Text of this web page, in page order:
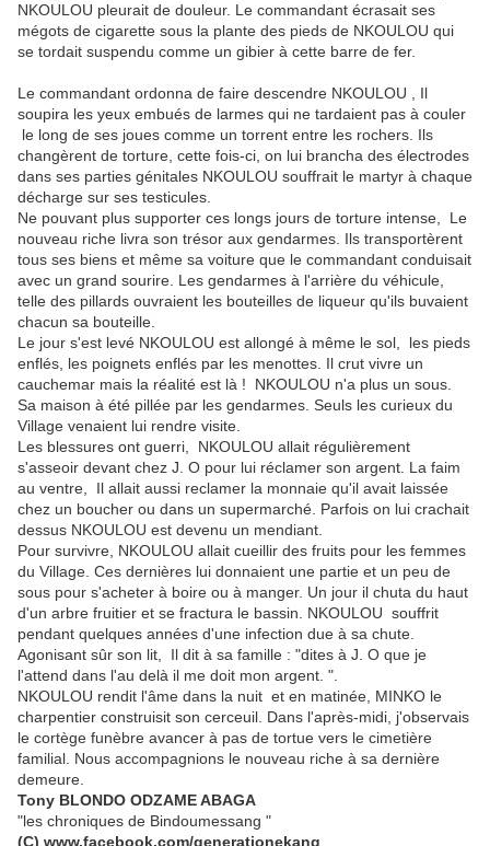
NKOULOU pleurait de douleur. Le commandant écrasait ses
mégots de cigarette sous la plante des pieds de NKOULOU qui
se tordait suspendu comme un gibier à cette barre de fer.
Le commandant ordonna de faire descendre NKOULOU , Il
soupira les yeux embués de larmes qui ne tardaient pas à couler
le long de ses joues comme un torrent entre les rochers. Ils
changèrent de torture, cette fois-ci, on lui brancha des électrodes
dans ses parties génitales NKOULOU souffrait le martyr à chaque
décharge sur ses testicules.
Ne pouvant plus supporter ces longs jours de torture intense, Le
nouveau riche livra son trésor aux gendarmes. Ils transportèrent
tous ses biens et même sa voiture que le commandant conduisait
avec un grand sourire. Les gendarmes à l'arrière du véhicule,
telle des pillards ouvraient les bouteilles de liqueur qu'ils buvaient
chacun sa bouteille.
Le jour s'est levé NKOULOU est allongé à même le sol, les pieds
enflés, les poignets enflés par les menottes. Il crut vivre un
cauchemar mais la réalité est là ! NKOULOU n'a plus un sous.
Sa maison à été pillée par les gendarmes. Seuls les curieux du
Village venaient lui rendre visite.
Les blessures ont guerri, NKOULOU allait régulièrement
s'asseoir devant chez J. O pour lui réclamer son argent. La faim
au ventre, Il allait aussi reclamer la monnaie qu'il avait laissée
chez un boucher ou dans un supermarché. Parfois on lui crachait
dessus NKOULOU est devenu un mendiant.
Pour survivre, NKOULOU allait cueillir des fruits pour les femmes
du Village. Ces dernières lui donnaient une partie et un peu de
sous pour s'acheter à boire ou à manger. Un jour il chuta du haut
d'un arbre fruitier et se fractura le bassin. NKOULOU souffrit
pendant quelques années d'une infection due à sa chute.
Agonisant sûr son lit, Il dit à sa famille : "dites à J. O que je
l'attend dans l'au delà il me doit mon argent. ".
NKOULOU rendit l'âme dans la nuit et en matinée, MINKO le
charpentier construisit son cerceuil. Dans l'après-midi, j'observais
le cortège funèbre avancer à pas de tortue vers le cimetière
familial. Nous accompagnions le nouveau riche à sa dernière
demeure.
Tony BLONDO ODZAME ABAGA
"les chroniques de Bindoumessang "
(C) www.facebook.com/generationekang